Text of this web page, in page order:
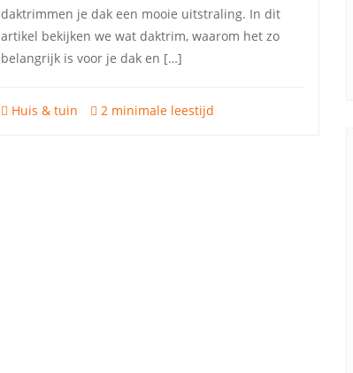
daktrimmen je dak een mooie uitstraling. In dit
artikel bekijken we wat daktrim, waarom het zo
belangrijk is voor je dak en […]
Huis & tuin 2 minimale leestijd